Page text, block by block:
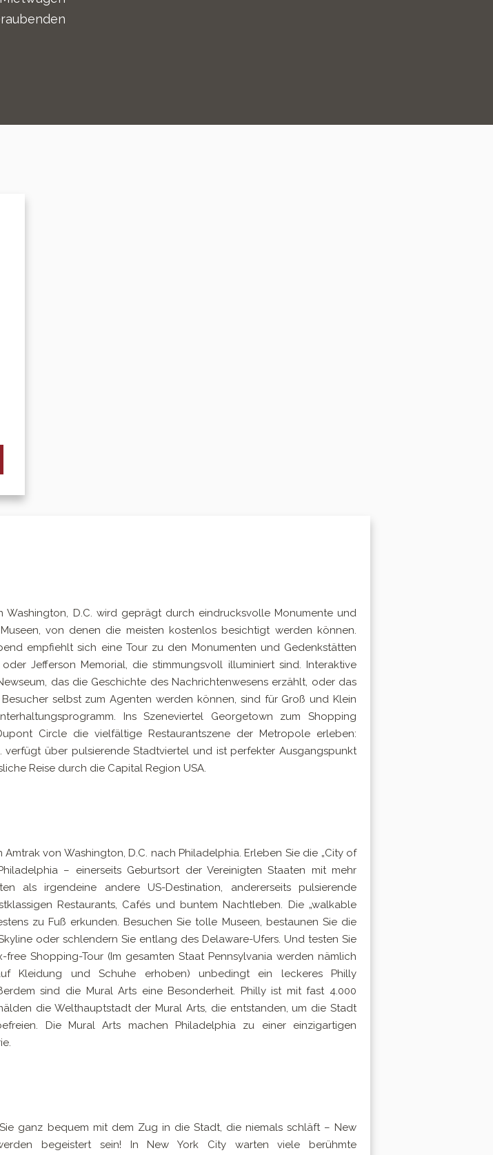
Washington, D.C. wird geprägt durch eindrucksvolle Monumente und
von denen die meisten kostenlos besichtigt werden können.
empfiehlt sich eine Tour zu den Monumenten und Gedenkstätten
Jefferson Memorial, die stimmungsvoll illuminiert sind. Interaktive
das die Geschichte des Nachrichtenwesens erzählt, oder das
selbst zum Agenten werden können, sind für Groß und Klein
Ins Szeneviertel Georgetown zum Shopping
Circle die vielfältige Restaurantszene der Metropole erleben:
verfügt über pulsierende Stadtviertel und ist perfekter Ausgangspunkt
Reise durch die Capital Region USA.
Amtrak von Washington, D.C. nach Philadelphia. Erleben Sie die „City of
– einerseits Geburtsort der Vereinigten Staaten mit mehr
als irgendeine andere US-Destination, andererseits pulsierende
Restaurants, Cafés und buntem Nachtleben. Die „walkable
zu Fuß erkunden. Besuchen Sie tolle Museen, bestaunen Sie die
oder schlendern Sie entlang des Delaware-Ufers. Und testen Sie
free Shopping-Tour (Im gesamten Staat Pennsylvania werden nämlich
Kleidung und Schuhe erhoben) unbedingt ein leckeres Philly
sind die Mural Arts eine Besonderheit. Philly ist mit fast 4.000
die Welthauptstadt der Mural Arts, die entstanden, um die Stadt
Die Mural Arts machen Philadelphia zu einer einzigartigen
ganz bequem mit dem Zug in die Stadt, die niemals schläft – New
begeistert sein! In New York City warten viele berühmte